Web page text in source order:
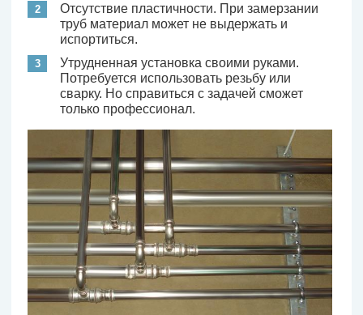
Отсутствие пластичности. При замерзании
труб материал может не выдержать и
испортиться.
Утрудненная установка своими руками.
Потребуется использовать резьбу или
сварку. Но справиться с задачей сможет
только профессионал.